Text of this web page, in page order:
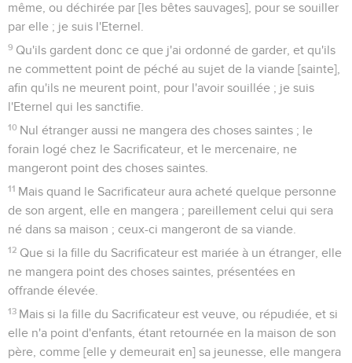
même, ou déchirée par [les bêtes sauvages], pour se souiller
par elle ; je suis l'Eternel.
9 Qu'ils gardent donc ce que j'ai ordonné de garder, et qu'ils
ne commettent point de péché au sujet de la viande [sainte],
afin qu'ils ne meurent point, pour l'avoir souillée ; je suis
l'Eternel qui les sanctifie.
10 Nul étranger aussi ne mangera des choses saintes ; le
forain logé chez le Sacrificateur, et le mercenaire, ne
mangeront point des choses saintes.
11 Mais quand le Sacrificateur aura acheté quelque personne
de son argent, elle en mangera ; pareillement celui qui sera
né dans sa maison ; ceux-ci mangeront de sa viande.
12 Que si la fille du Sacrificateur est mariée à un étranger, elle
ne mangera point des choses saintes, présentées en
offrande élevée.
13 Mais si la fille du Sacrificateur est veuve, ou répudiée, et si
elle n'a point d'enfants, étant retournée en la maison de son
père, comme [elle y demeurait en] sa jeunesse, elle mangera